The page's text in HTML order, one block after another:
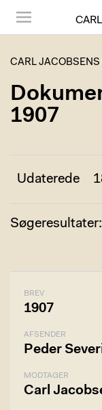
CARL JACOBSENS
1907
Udaterede
BREV
1907
AFSENDER
Peder
MODTAGER
Carl